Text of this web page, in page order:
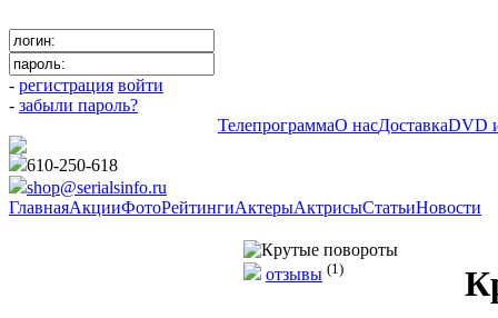
- регистрация войти
- забыли пароль?
ТелепрограммаО насДоставкаDVD
610-250-618
shop@serialsinfo.ru
ГлавнаяАкцииФотоРейтингиАктерыАктрисыСтатьиНовости
отзывы (1)